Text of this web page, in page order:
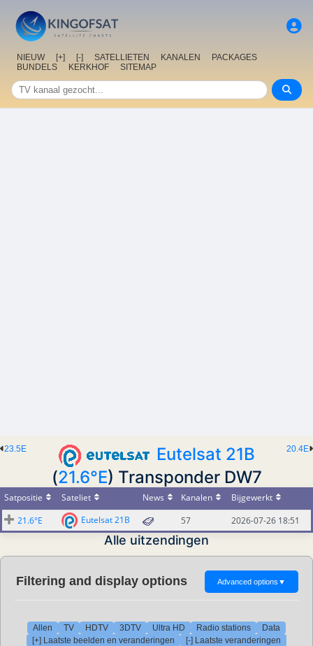
NIEUW [+] [-] SATELLIETEN KANALEN
PACKAGES
BUNDELS
KERKHOF SITEMAP
20.4E
23.5E
Eutelsat 21B
(21.6°E) Transponder DW7
Satpositie Sateliet News Kanalen
Bijgewerkt
21.6°E
Eutelsat 21B 57 2026-07-26 18:51
Alle uitzendingen
Filtering and display options Advanced options ▼
Allen TV HDTV 3DTV Ultra HD Radio stations
Data
[+] Laatste beelden en veranderingen
[-] Laatste veranderingen